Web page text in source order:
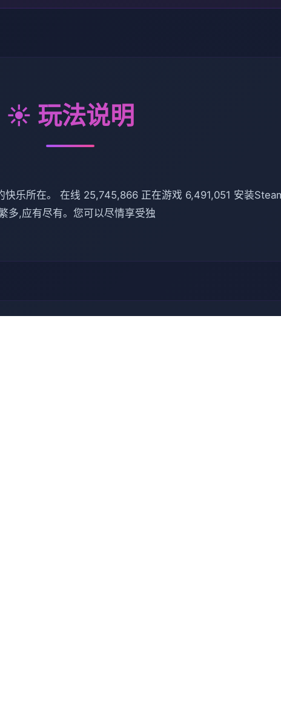
☀️ 玩法说明
乐所在。 在线 25,745,866 正在游戏 6,491,051 安装
多,应有尽有。您可以尽情享受独